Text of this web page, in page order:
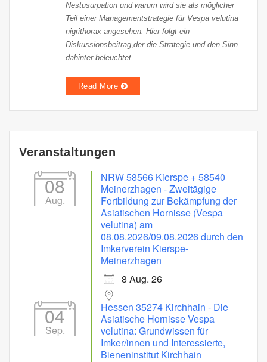
Nestusurpation und warum wird sie als möglicher
Teil einer Managementstrategie für Vespa velutina
nigrithorax angesehen. Hier folgt ein
Diskussionsbeitrag,der die Strategie und den Sinn
dahinter beleuchtet.
Read More
Veranstaltungen
08
Aug.
NRW 58566 Kierspe + 58540
Meinerzhagen - Zweitägige
Fortbildung zur Bekämpfung der
Asiatischen Hornisse (Vespa
velutina) am
08.08.2026/09.08.2026 durch den
Imkerverein Kierspe-
Meinerzhagen
8 Aug. 26
04
Sep.
Hessen 35274 Kirchhain - Die
Asiatische Hornisse Vespa
velutina: Grundwissen für
Imker/innen und Interessierte,
Bieneninstitut Kirchhain